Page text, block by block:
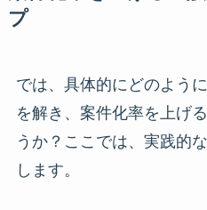
プ
では、具体的にどのよう
を解き、案件化率を上げ
うか？ここでは、実践的
します。